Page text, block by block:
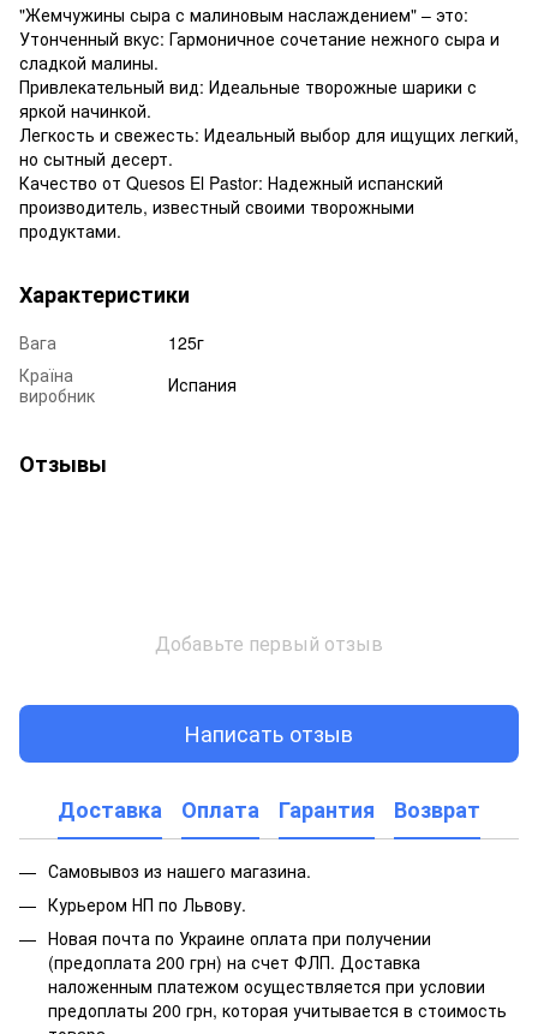
"Жемчужины сыра с малиновым наслаждением" – это:
Утонченный вкус: Гармоничное сочетание нежного сыра и
сладкой малины.
Привлекательный вид: Идеальные творожные шарики с
яркой начинкой.
Легкость и свежесть: Идеальный выбор для ищущих легкий,
но сытный десерт.
Качество от Quesos El Pastor: Надежный испанский
производитель, известный своими творожными
продуктами.
Характеристики
Вага
125г
Країна
виробник
Испания
Отзывы
Добавьте первый отзыв
Написать отзыв
Доставка Оплата Гарантия Возврат
Самовывоз из нашего магазина.
Курьером НП по Львову.
Новая почта по Украине оплата при получении
(предоплата 200 грн) на счет ФЛП. Доставка
наложенным платежом осуществляется при условии
предоплаты 200 грн, которая учитывается в стоимость